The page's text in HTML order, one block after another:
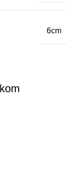
6cm